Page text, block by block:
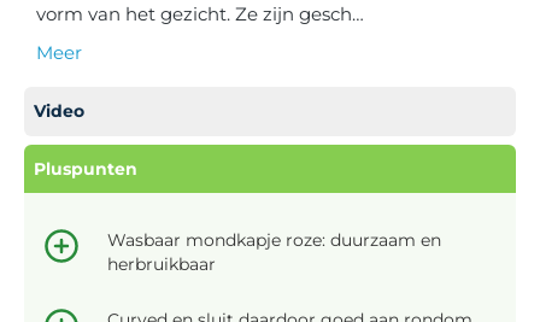
vorm van het gezicht. Ze zijn gesch…
Meer
Video
Pluspunten
Wasbaar mondkapje roze: duurzaam en
herbruikbaar